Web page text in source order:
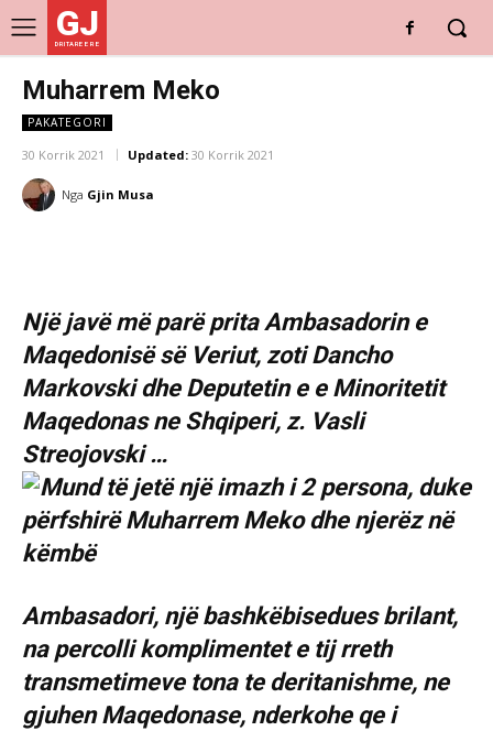
GJ
DRITARE E RE
Muharrem Meko
PAKATEGORI
30 Korrik 2021 Updated: 30 Korrik 2021
Nga Gjin Musa
Një javë më parë prita Ambasadorin e
Maqedonisë së Veriut, zoti Dancho
Markovski dhe Deputetin e e Minoritetit
Maqedonas ne Shqiperi, z. Vasli
Streojovski …
Ambasadori, një bashkëbisedues brilant,
na percolli komplimentet e tij rreth
transmetimeve tona te deritanishme, ne
gjuhen Maqedonase, nderkohe qe i